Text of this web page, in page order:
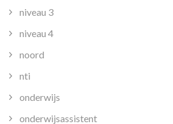
niveau 3
niveau 4
noord
nti
onderwijs
onderwijsassistent